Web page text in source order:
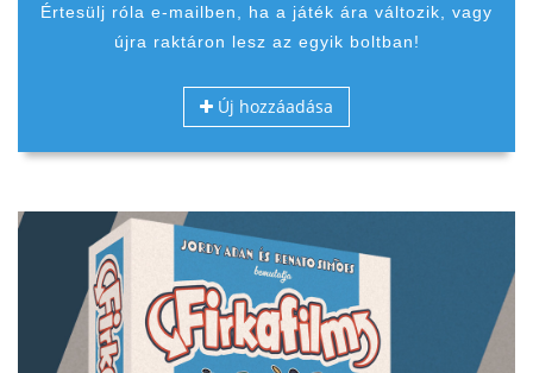
Értesülj róla e-mailben, ha a játék ára változik, vagy
újra raktáron lesz az egyik boltban!
Új hozzáadása